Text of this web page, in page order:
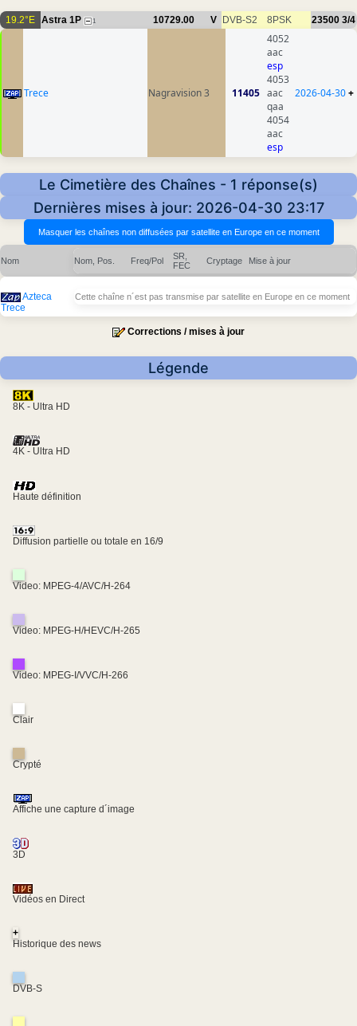
19.2°E Astra 1P 1 10729.00 V DVB-S2 8PSK 23500 3/4
Trece Nagravision 3 11405
4052
aac
esp
4053
aac
qaa
4054
aac
esp
2026-04-30+
Le Cimetière des Chaînes - 1 réponse(s)
Dernières mises à jour: 2026-04-30 23:17
Nom Nom, Pos. Freq/Pol
SR,
FEC
Cryptage Mise à jour
Azteca
Trece
Cette chaîne n´est pas transmise par satellite en Europe en ce moment
Corrections / mises à jour
Légende
8K - Ultra HD
4K - Ultra HD
Haute définition
Diffusion partielle ou totale en 16/9
Video: MPEG-4/AVC/H-264
Video: MPEG-H/HEVC/H-265
Video: MPEG-I/VVC/H-266
Clair
Crypté
Affiche une capture d´image
3D
Vidéos en Direct
+
Historique des news
DVB-S